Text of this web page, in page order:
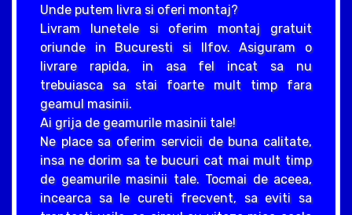
Unde putem livra si oferi montaj?
Livram lunetele si oferim montaj gratuit
oriunde in Bucuresti si Ilfov. Asiguram o
livrare rapida, in asa fel incat sa nu
trebuiasca sa stai foarte mult timp fara
geamul masinii.
Ai grija de geamurile masinii tale!
Ne place sa oferim servicii de buna calitate,
insa ne dorim sa te bucuri cat mai mult timp
de geamurile masinii tale. Tocmai de aceea,
incearca sa le cureti frecvent, sa eviti sa